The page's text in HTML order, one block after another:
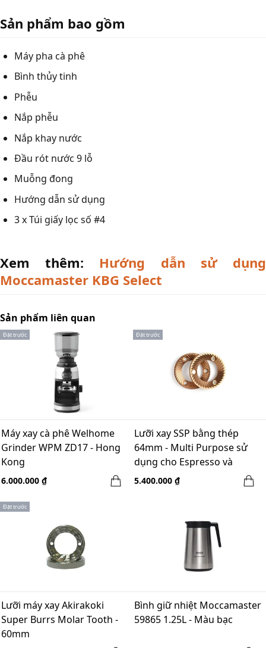
Sản phẩm bao gồm
Máy pha cà phê
Bình thủy tinh
Phễu
Nắp phễu
Nắp khay nước
Đầu rót nước 9 lỗ
Muỗng đong
Hướng dẫn sử dụng
3 x Túi giấy lọc số #4
Xem thêm: Hướng dẫn sử dụng
Moccamaster KBG Select
Sản phẩm liên quan
Đặt trước
Máy xay cà phê Welhome
Grinder WPM ZD17 - Hong
Kong
6.000.000 ₫
Đặt trước
Lưỡi xay SSP bằng thép
64mm - Multi Purpose sử
dụng cho Espresso và
Brewing
5.400.000 ₫
Đặt trước
Lưỡi máy xay Akirakoki
Super Burrs Molar Tooth -
60mm
Bình giữ nhiệt Moccamaster
59865 1.25L - Màu bạc